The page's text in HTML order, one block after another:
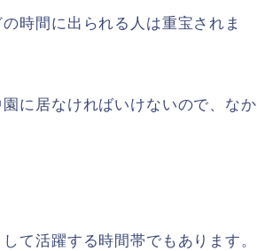
時間に出られる人は重宝されま
に居なければいけないので、なか
て活躍する時間帯でもあります。